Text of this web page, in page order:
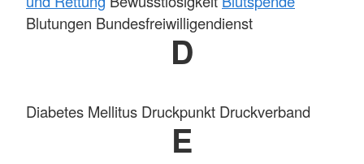
Blutungen Bundesfreiwilligendienst
D
Diabetes Mellitus Druckpunkt Druckverband
E